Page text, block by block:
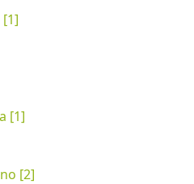
[1]
[2]